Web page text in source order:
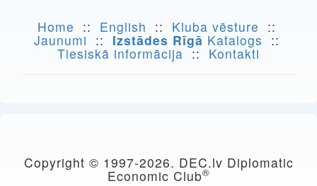
Home :: English :: Kluba vēsture ::
Jaunumi :: Izstādes Rīgā Katalogs ::
Tiesiskā informācija :: Kontakti
Copyright © 1997-2026. DEC.lv Diplomatic
Economic Club®